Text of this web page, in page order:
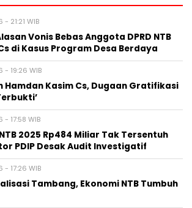
21:21 WIB
Vonis Bebas Anggota DPRD NTB
di Kasus Program Desa Berdaya
- 19:26 WIB
Hamdan Kasim Cs, Dugaan Gratifikasi
17:58 WIB
2025 Rp484 Miliar Tak Tersentuh
PDIP Desak Audit Investigatif
- 17:26 WIB
Tambang, Ekonomi NTB Tumbuh